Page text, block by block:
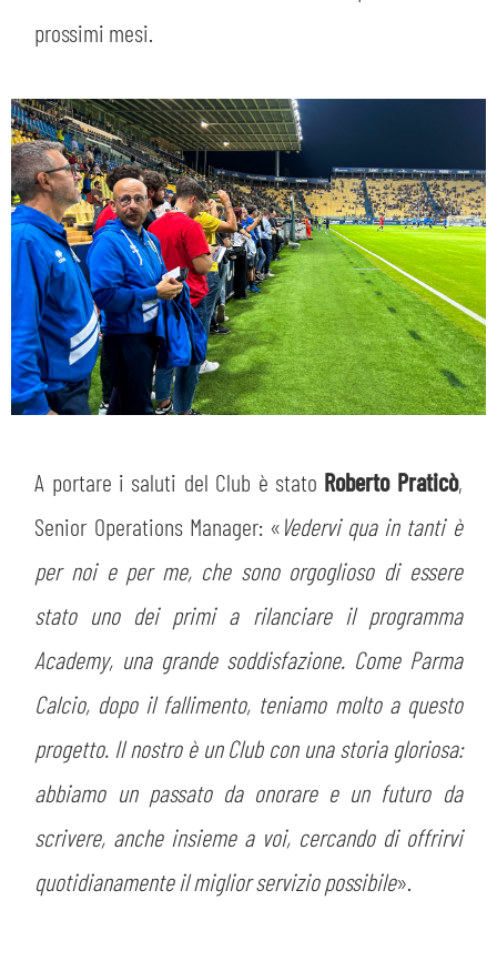
prossimi mesi.
A portare i saluti del Club è stato Roberto Praticò,
Senior Operations Manager: «Vedervi qua in tanti è
per noi e per me, che sono orgoglioso di essere
stato uno dei primi a rilanciare il programma
Academy, una grande soddisfazione. Come Parma
Calcio, dopo il fallimento, teniamo molto a questo
progetto. Il nostro è un Club con una storia gloriosa:
abbiamo un passato da onorare e un futuro da
scrivere, anche insieme a voi, cercando di offrirvi
quotidianamente il miglior servizio possibile».